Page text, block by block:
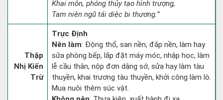
Khai môn, phóng thủy tạo hình trượng,
Tam niên ngũ tái diệc bi thương.”
Thập
Nhị Kiến
Trừ
Trực Định
Nên làm: Động thổ, san nền, đắp nền, làm hay
sửa phòng bếp, lắp đặt máy móc, nhập học, làm
lễ cầu thân, nộp đơn dâng sớ, sửa hay làm tàu
thuyền, khai trương tàu thuyền, khởi công làm lò.
Mua nuôi thêm súc vật.